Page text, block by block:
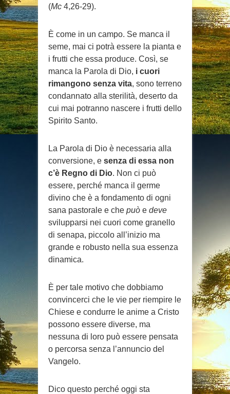
(Mc 4,26-29).
È come in un campo. Se manca il
seme, mai ci potrà essere la pianta e
i frutti che essa produce. Così, se
manca la Parola di Dio, i cuori
rimangono senza vita, sono terreno
condannato alla sterilità, deserto da
cui mai potranno nascere i frutti dello
Spirito Santo.
La Parola di Dio è necessaria alla
conversione, e senza di essa non
c’è Regno di Dio. Non ci può
essere, perché manca il germe
divino che è a fondamento di ogni
sana pastorale e che può e deve
svilupparsi nei cuori come granello
di senapa, piccolo all’inizio ma
grande e robusto nella sua essenza
dinamica.
È per tale motivo che dobbiamo
convincerci che le vie per riempire le
Chiese e condurre le anime a Cristo
possono essere diverse, ma
nessuna di loro può essere pensata
o percorsa senza l’annuncio del
Vangelo.
Dico questo perché oggi sta